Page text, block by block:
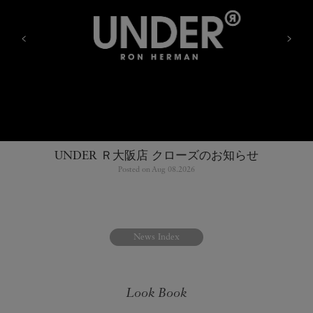
<
UNDER Ｒ大阪店 クローズのお知らせ
Posted on Aug 08.2026
>
News Index
Look Book